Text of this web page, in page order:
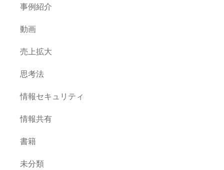
事例紹介
動画
売上拡大
思考法
情報セキュリティ
情報共有
書籍
未分類